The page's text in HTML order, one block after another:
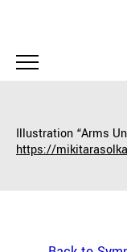
Illustration “Arms
https://